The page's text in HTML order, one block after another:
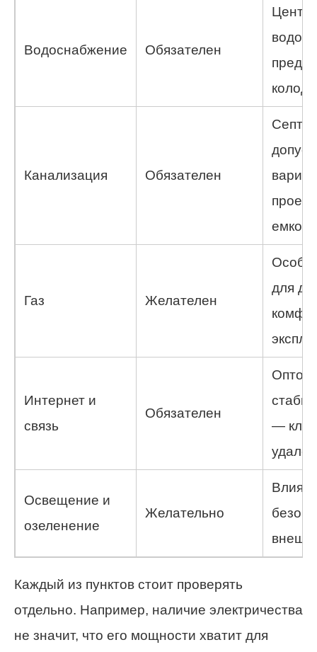
Водоснабжение Обязателен
Канализация Обязателен
Газ Желателен
для
Интернет и
связь
Обязателен
—
Освещение и
озеленение
Желательно
Каждый из пунктов стоит проверять
отдельно. Например, наличие электричества
не значит, что его мощности хватит для